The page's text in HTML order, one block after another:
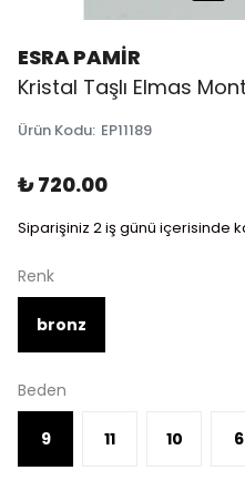
ESRA PAMİR
Kristal Taşlı Elmas
Ürün Kodu: EP11189
₺ 720.00
Siparişiniz 2 iş günü içerisinde
Renk
bronz
Beden
9 11 10 6